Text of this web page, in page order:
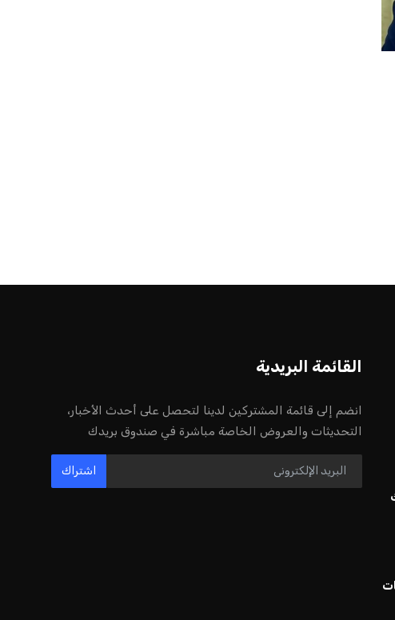
عمر إبراهيم 22 يوليو 2026
مستثمر هندي بريطاني يسعى لامتلاك
حصة في نادي ليفربول الرياضي